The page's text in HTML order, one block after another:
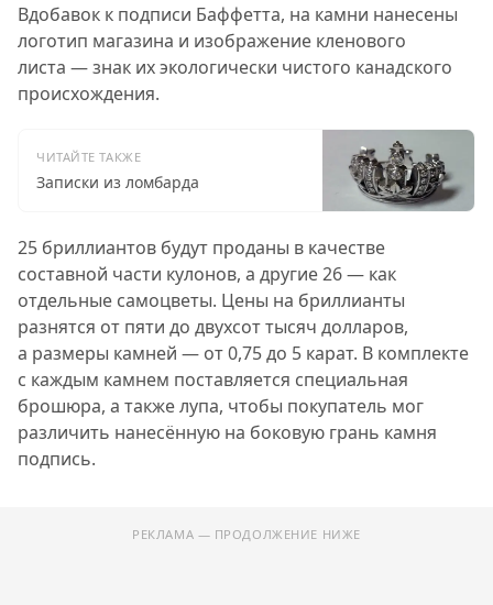
Вдобавок к подписи Баффетта, на камни нанесены
логотип магазина и изображение кленового
листа — знак их экологически чистого канадского
происхождения.
ЧИТАЙТЕ ТАКЖЕ
Записки из ломбарда
25 бриллиантов будут проданы в качестве
составной части кулонов, а другие 26 — как
отдельные самоцветы. Цены на бриллианты
разнятся от пяти до двухсот тысяч долларов,
а размеры камней — от 0,75 до 5 карат. В комплекте
с каждым камнем поставляется специальная
брошюра, а также лупа, чтобы покупатель мог
различить нанесённую на боковую грань камня
подпись.
РЕКЛАМА — ПРОДОЛЖЕНИЕ НИЖЕ